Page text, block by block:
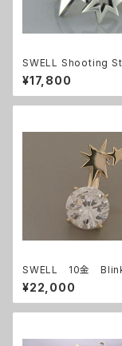
SWELL Shooting
¥17,800
SWELL 10金 Blink
¥22,000